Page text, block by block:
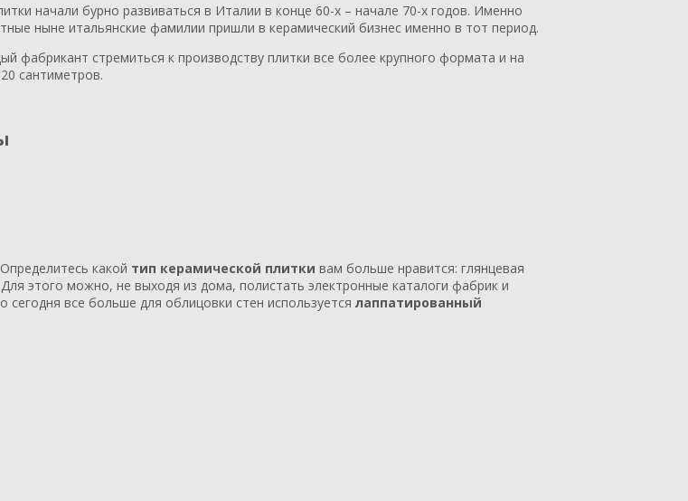
начали бурно развиваться в Италии в конце 60-х – начале 70-х годов. Именно
ныне итальянские фамилии пришли в керамический бизнес именно в тот период.
фабрикант стремиться к производству плитки все более крупного формата и на
сантиметров.
какой тип керамической плитки вам больше нравится: глянцевая
этого можно, не выходя из дома, полистать электронные каталоги фабрик и
все больше для облицовки стен используется лаппатированный